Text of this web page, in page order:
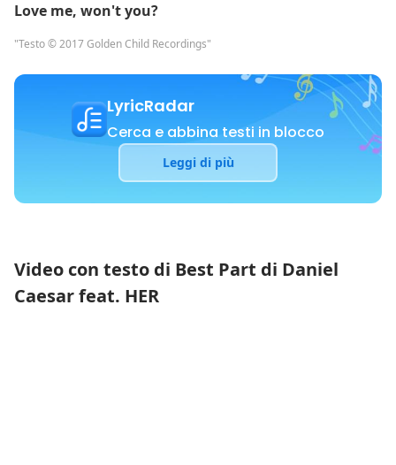
Love me, won't you?
"Testo © 2017 Golden Child Recordings"
LyricRadar
Cerca e abbina testi in blocco
Leggi di più
Video con testo di Best Part di Daniel
Caesar feat. HER